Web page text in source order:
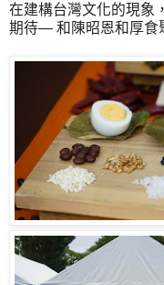
在建構台灣文化的現象
期待— 和陳昭恩和厚食